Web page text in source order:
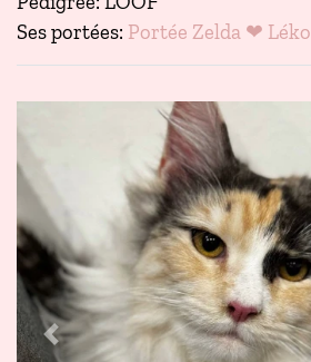
Previous
Ses portées: Portée Zelda ❤ Léko